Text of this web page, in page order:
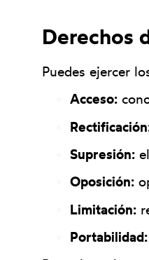
Derechos
Puedes ejercer
Acceso:
Supresión:
Oposición:
Limitación:
Portabilidad: